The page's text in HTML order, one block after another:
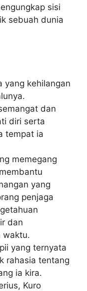
sisi
sebuah dunia
yang kehilangan
dan
diri serta
tempat ia
memegang
yang
penjaga
dan
waktu.
yang ternyata
rahasia tentang
ia kira.
Kuro